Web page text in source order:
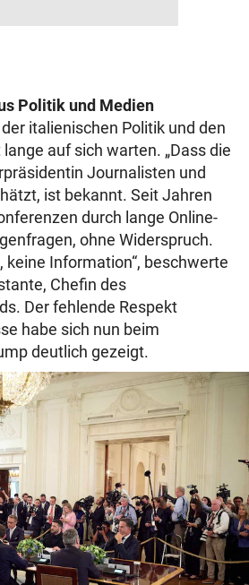
Politik und Medien
italienischen Politik und den
auf sich warten. „Dass die
Journalisten und
ist bekannt. Seit Jahren
durch lange Online-
ohne Widerspruch.
keine Information“, beschwerte
Chefin des
Der fehlende Respekt
habe sich nun beim
deutlich gezeigt.